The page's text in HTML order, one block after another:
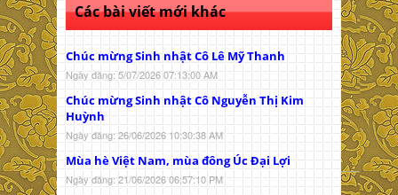
Các bài viết mới khác
Chúc mừng Sinh nhật Cô Lê Mỹ Thanh
Ngày đăng: 5/07/2026 07:13:00 AM
Chúc mừng Sinh nhật Cô Nguyễn Thị Kim
Huỳnh
Ngày đăng: 26/06/2026 10:30:38 AM
Mùa hè Việt Nam, mùa đông Úc Đại Lợi
Ngày đăng: 21/06/2026 06:57:10 PM